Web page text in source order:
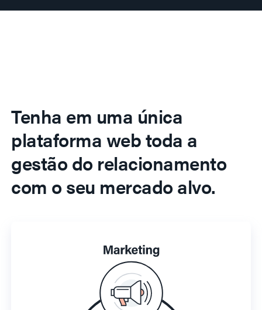
Tenha em uma única
plataforma web toda a
gestão do relacionamento
com o seu mercado alvo.